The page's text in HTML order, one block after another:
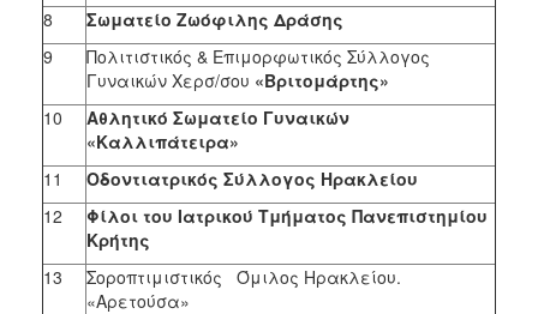
8
Σωματείο Ζωόφιλης Δράσης
9
Πολιτιστικός & Επιμορφωτικός Σύλλογος
Γυναικών Χερσ/σου «Βριτομάρτης»
10
Αθλητικό Σωματείο Γυναικών
«Καλλιπάτειρα»
11
Οδοντιατρικός Σύλλογος Ηρακλείου
12
Φίλοι του Ιατρικού Τμήματος Πανεπιστημίου
Κρήτης
13
Σοροπτιμιστικός Όμιλος Ηρακλείου.
«Αρετούσα»